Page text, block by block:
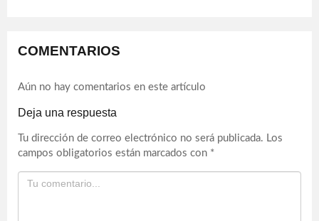
COMENTARIOS
Aún no hay comentarios en este artículo
Deja una respuesta
Tu dirección de correo electrónico no será publicada. Los
campos obligatorios están marcados con *